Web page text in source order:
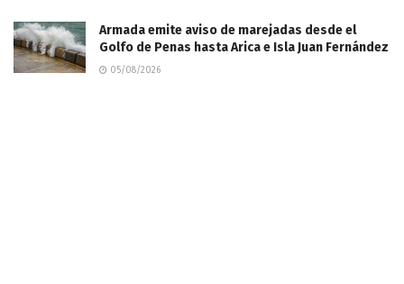
​Armada emite aviso de marejadas desde el
Golfo de Penas hasta Arica e Isla Juan Fernández
05/08/2026